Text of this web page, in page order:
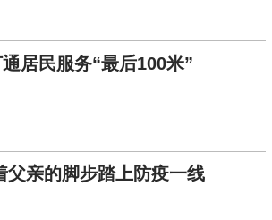
居民服务“最后100米”
父亲的脚步踏上防疫一线